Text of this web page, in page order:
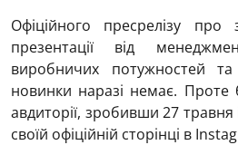
Офіційного пресрелізу
презентації від
виробничих потужностей
новинки наразі немає. Проте
авдиторії, зробивши 27
своїй офіційній сторінці в